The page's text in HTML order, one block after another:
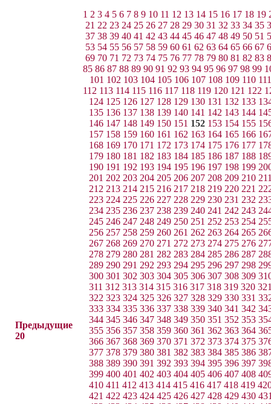
Предыдущие
20
1 2 3 4 5 6 7 8 9 10 11 12 13 14 15 16 17 18 19
21 22 23 24 25 26 27 28 29 30 31 32 33 34 35
37 38 39 40 41 42 43 44 45 46 47 48 49 50 51
53 54 55 56 57 58 59 60 61 62 63 64 65 66 67
69 70 71 72 73 74 75 76 77 78 79 80 81 82 83
85 86 87 88 89 90 91 92 93 94 95 96 97 98 99
101 102 103 104 105 106 107 108 109 110 111
112 113 114 115 116 117 118 119 120 121 122
124 125 126 127 128 129 130 131 132 133
135 136 137 138 139 140 141 142 143 144
146 147 148 149 150 151 152 153 154 155
157 158 159 160 161 162 163 164 165 166
168 169 170 171 172 173 174 175 176 177
179 180 181 182 183 184 185 186 187 188
190 191 192 193 194 195 196 197 198 199
201 202 203 204 205 206 207 208 209 210
212 213 214 215 216 217 218 219 220 221
223 224 225 226 227 228 229 230 231 232
234 235 236 237 238 239 240 241 242 243
245 246 247 248 249 250 251 252 253 254
256 257 258 259 260 261 262 263 264 265
267 268 269 270 271 272 273 274 275 276
278 279 280 281 282 283 284 285 286 287
289 290 291 292 293 294 295 296 297 298
300 301 302 303 304 305 306 307 308 309
311 312 313 314 315 316 317 318 319 320
322 323 324 325 326 327 328 329 330 331
333 334 335 336 337 338 339 340 341 342
344 345 346 347 348 349 350 351 352 353
355 356 357 358 359 360 361 362 363 364
366 367 368 369 370 371 372 373 374 375
377 378 379 380 381 382 383 384 385 386
388 389 390 391 392 393 394 395 396 397
399 400 401 402 403 404 405 406 407 408
410 411 412 413 414 415 416 417 418 419
421 422 423 424 425 426 427 428 429 430